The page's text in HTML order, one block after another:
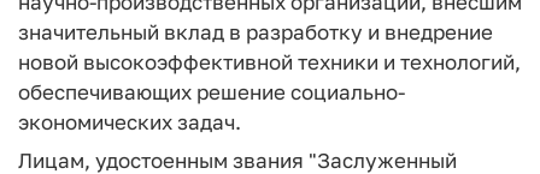
значительный вклад в разработку и внедрение
новой высокоэффективной техники и технологий,
обеспечивающих решение социально-
экономических задач.
Лицам, удостоенным звания "Заслуженный